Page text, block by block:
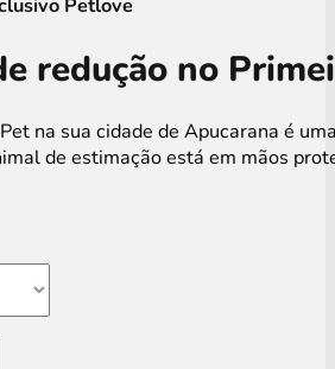
Petlove
redução no
na sua cidade de Apucarana é
de estimação está em mãos